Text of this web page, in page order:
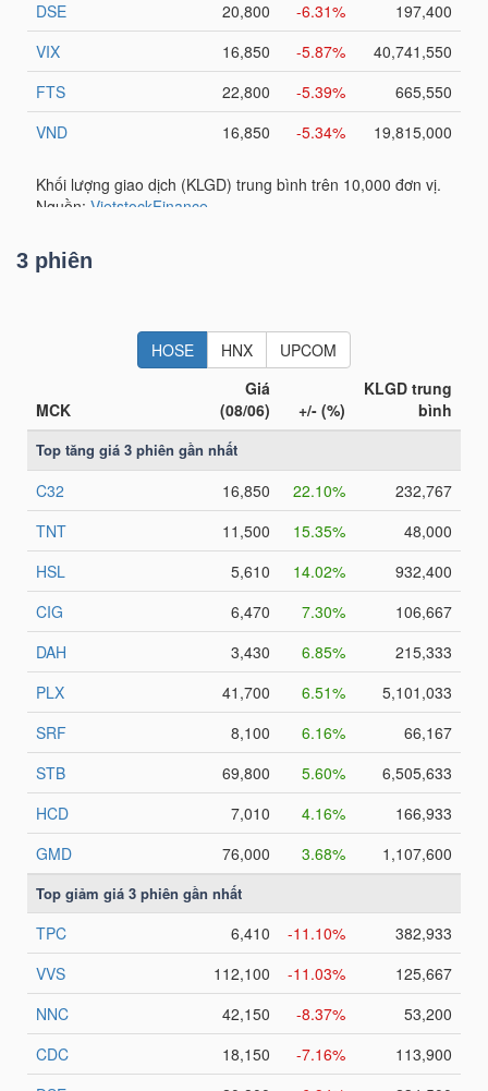
3 phiên
NHÂN
VIETSTOCKFINANCE
NGÀNH
NGHIỆP
CỔ
PHIẾU
PHÁI
TRÁI
PHIẾU
CÔNG